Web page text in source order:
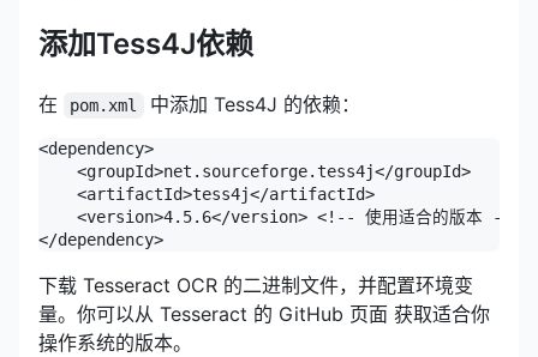
添加Tess4J依赖
在 pom.xml 中添加 Tess4J 的依赖：
<dependency>
<groupId>net.sourceforge.tess4j</groupId>
<artifactId>tess4j</artifactId>
<version>4.5.6</version> <!-- 使用适合的版本 -->
</dependency>
下载 Tesseract OCR 的二进制文件，并配置环境变
量。你可以从 Tesseract 的 GitHub 页面 获取适合你
操作系统的版本。